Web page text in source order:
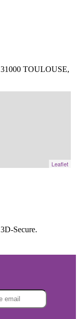
TOULOUSE,
Leaflet
Secure.